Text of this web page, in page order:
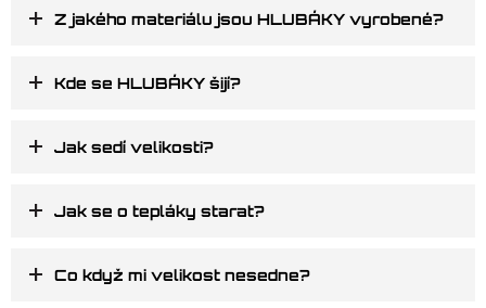
+ Z jakého materiálu jsou HLUBÁKY vyrobené?
+ Kde se HLUBÁKY šijí?
+ Jak sedí velikosti?
+ Jak se o tepláky starat?
+ Co když mi velikost nesedne?